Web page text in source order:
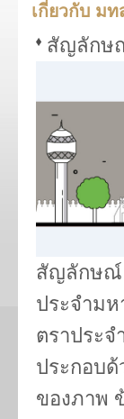
เกี่ยวกับ มท
สัญลักษ
สัญลักษณ์
ประจำม
ตราประ
ประกอบ
ของภาพ